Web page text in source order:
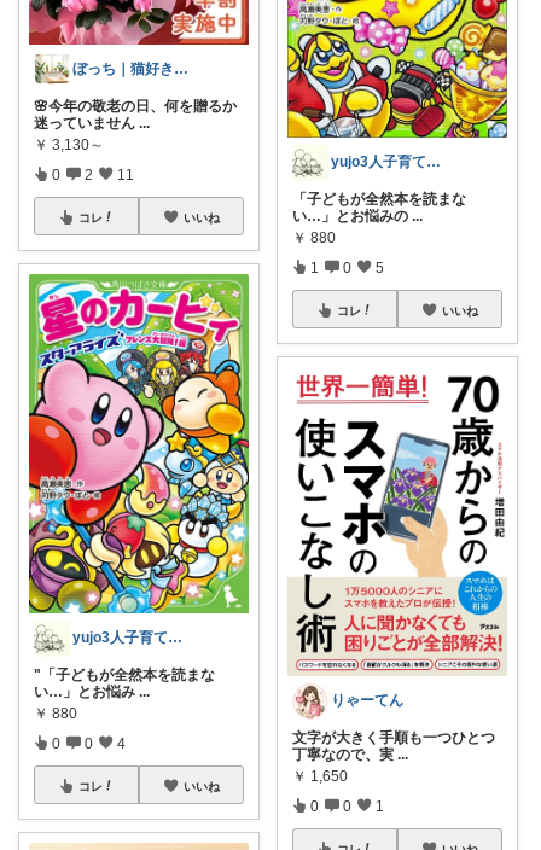
ぼっち｜猫好き57歳主婦の健康ライフ
🌸今年の敬老の日、何を贈るか
迷っていません ...
￥ 3,130～
0 2 11
コレ いいね
yujo3人子育て@楽々知育,受験＋糖質
"​「子どもが全然本を読まな
い…」とお悩み ...
￥ 880
0 0 4
コレ いいね
yujo3人子育て@楽々知育,受験＋糖質
​「子どもが全然本を読まな
い…」とお悩みの ...
￥ 880
1 0 5
コレ いいね
りゃーてん
文字が大きく手順も一つひとつ
丁寧なので、実 ...
￥ 1,650
0 0 1